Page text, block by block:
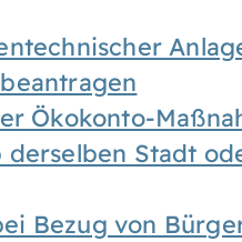
Ökokonto-
Stadt
Bezug von